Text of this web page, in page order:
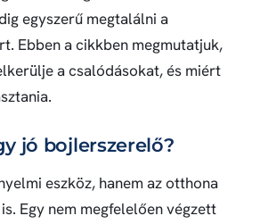
egyszerű megtalálni a
Ebben a cikkben megmutatjuk,
a csalódásokat, és miért
jó bojlerszerelő?
eszköz, hanem az otthona
Egy nem megfelelően végzett